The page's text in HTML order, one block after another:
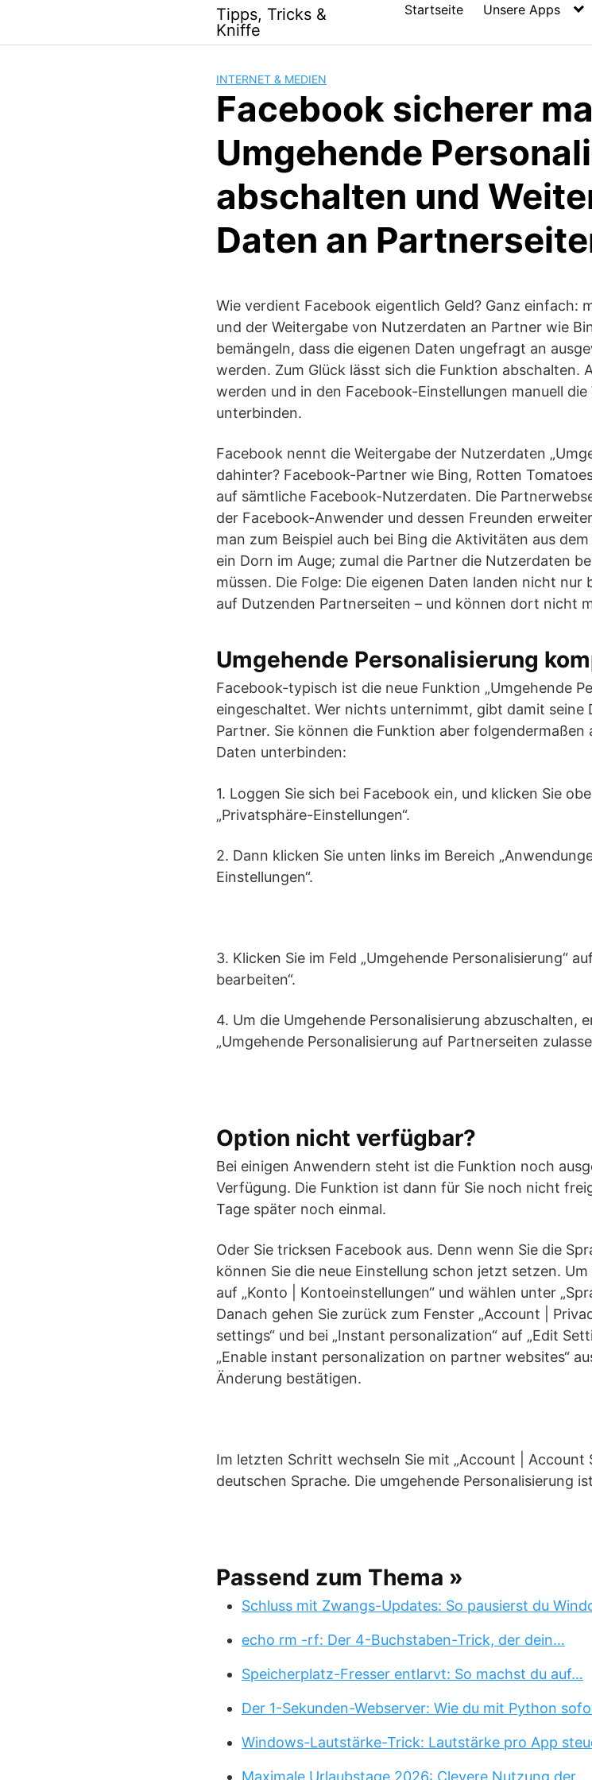
content
Tipps, Tricks &
Kniffe
Startseite Unsere Apps
INTERNET & MEDIEN
Facebook sicherer
Umgehende
abschalten und
Daten an
Wie verdient Facebook eigentlich Geld? Ganz einfach:
und der Weitergabe von Nutzerdaten an Partner wie
bemängeln, dass die eigenen Daten ungefragt an
werden. Zum Glück lässt sich die Funktion abschalten.
werden und in den Facebook-Einstellungen manuell
unterbinden.
Facebook nennt die Weitergabe der Nutzerdaten
dahinter? Facebook-Partner wie Bing, Rotten
auf sämtliche Facebook-Nutzerdaten. Die
der Facebook-Anwender und dessen Freunden
man zum Beispiel auch bei Bing die Aktivitäten aus
ein Dorn im Auge; zumal die Partner die Nutzerdaten
müssen. Die Folge: Die eigenen Daten landen nicht
auf Dutzenden Partnerseiten – und können dort nicht
Umgehende Personalisierung
Facebook-typisch ist die neue Funktion „Umgehende
eingeschaltet. Wer nichts unternimmt, gibt damit seine
Partner. Sie können die Funktion aber
Daten unterbinden:
1. Loggen Sie sich bei Facebook ein, und klicken Sie
„Privatsphäre-Einstellungen“.
2. Dann klicken Sie unten links im Bereich
Einstellungen“.
3. Klicken Sie im Feld „Umgehende Personalisierung“
bearbeiten“.
4. Um die Umgehende Personalisierung abzuschalten,
„Umgehende Personalisierung auf Partnerseiten
Option nicht verfügbar?
Bei einigen Anwendern steht ist die Funktion noch
Verfügung. Die Funktion ist dann für Sie noch nicht
Tage später noch einmal.
Oder Sie tricksen Facebook aus. Denn wenn Sie die
können Sie die neue Einstellung schon jetzt setzen.
auf „Konto | Kontoeinstellungen“ und wählen unter
Danach gehen Sie zurück zum Fenster „Account |
settings“ und bei „Instant personalization“ auf „Edit
„Enable instant personalization on partner websites“
Änderung bestätigen.
Im letzten Schritt wechseln Sie mit „Account | Account
deutschen Sprache. Die umgehende Personalisierung
Passend zum Thema »
Schluss mit Zwangs-Updates: So pausierst du
echo rm -rf: Der 4-Buchstaben-Trick, der dein…
Speicherplatz-Fresser entlarvt: So machst du auf…
Der 1-Sekunden-Webserver: Wie du mit Python
Windows-Lautstärke-Trick: Lautstärke pro App
Maximale Urlaubstage 2026: Clevere Nutzung der…